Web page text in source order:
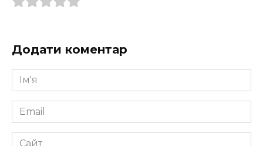
Додати коментар
Ім'я
*
Email
*
Сайт